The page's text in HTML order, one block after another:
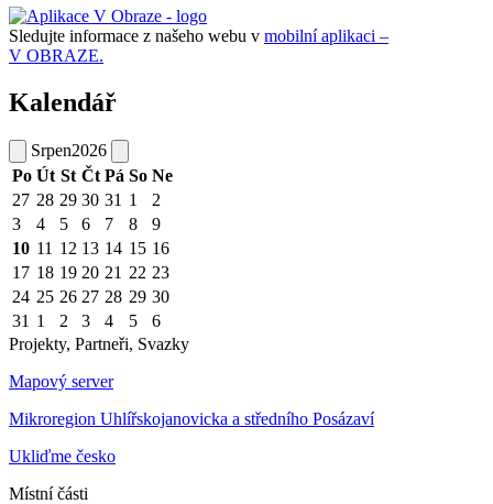
Sledujte informace z našeho webu v mobilní aplikaci –
V OBRAZE.
Kalendář
Srpen2026
Po Út St Čt Pá So Ne
27 28 29 30 31 1
2
3
4 5 6 7 8
9
10 11 12 13 14 15 16
17 18 19 20 21 22 23
24 25 26 27 28 29 30
31 1 2 3 4 5
6
Projekty, Partneři, Svazky
Mapový server
Mikroregion Uhlířskojanovicka a středního Posázaví
Ukliďme česko
Místní části